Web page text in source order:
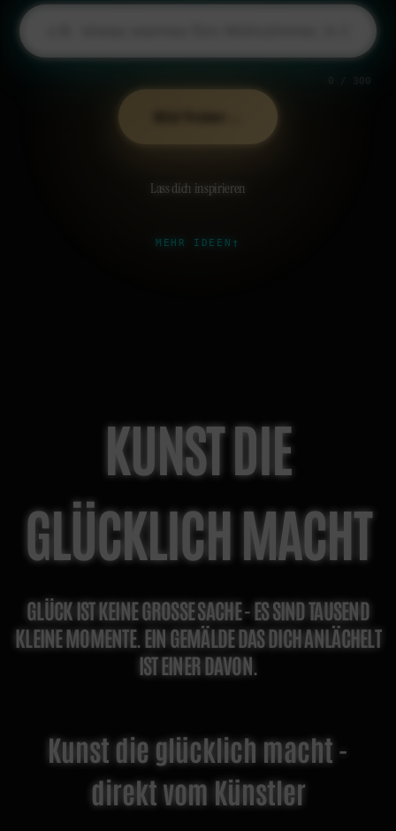
Lass dich inspirieren
MEHR IDEEN ↑
KUNST DIE
GLÜCKLICH MACHT
GLÜCK IST KEINE GROSSE SACHE - ES SIND TAUSEND K
LEINE MOMENTE. EIN GEMÄLDE DAS DICH ANLÄCHELT I
ST EINER DAVON.
Kunst die glücklich macht -
direkt vom Künstler